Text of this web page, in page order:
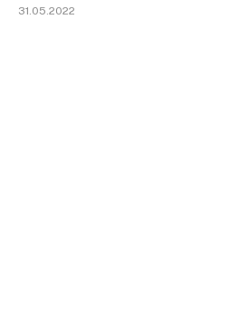
31.05.2022